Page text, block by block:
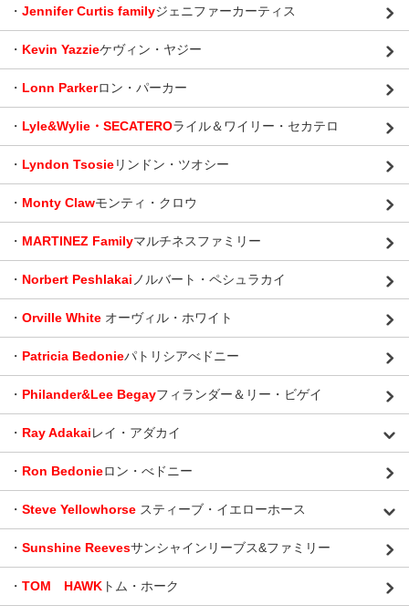
・ Jennifer Curtis familyジェニファーカーティス
・ Kevin Yazzieケヴィン・ヤジー
・ Lonn Parkerロン・パーカー
・ Lyle&Wylie・SECATEROライル＆ワイリー・セカテロ
・ Lyndon Tsosieリンドン・ツオシー
・ Monty Clawモンティ・クロウ
・ MARTINEZ Familyマルチネスファミリー
・ Norbert Peshlakai ノルバート・ペシュラカイ
・ Orville White オーヴィル・ホワイト
・ Patricia Bedonieパトリシアべドニー
・ Philander&Lee Begayフィランダー＆リー・ビゲイ
・ Ray Adakaiレイ・アダカイ
・ Ron Bedonieロン・べドニー
・ Steve Yellowhorse スティーブ・イエローホース
・ Sunshine Reevesサンシャインリーブス&ファミリー
・ TOM HAWK トム・ホーク